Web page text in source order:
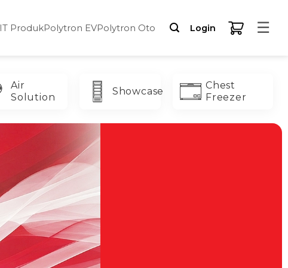
IT ProdukPolytron EVPolytron Oto Login ☰
Air
Solution
Showcase
Chest
Freezer